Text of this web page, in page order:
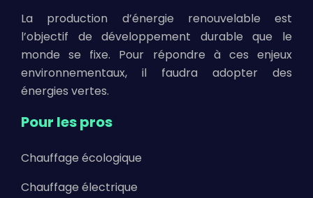
La production d’énergie renouvelable est
l’objectif de développement durable que le
monde se fixe. Pour répondre à ces enjeux
environnementaux, il faudra adopter des
énergies vertes.
Pour les pros
Chauffage écologique
Chauffage électrique